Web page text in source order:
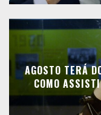
AGOSTO TERÁ
COMO